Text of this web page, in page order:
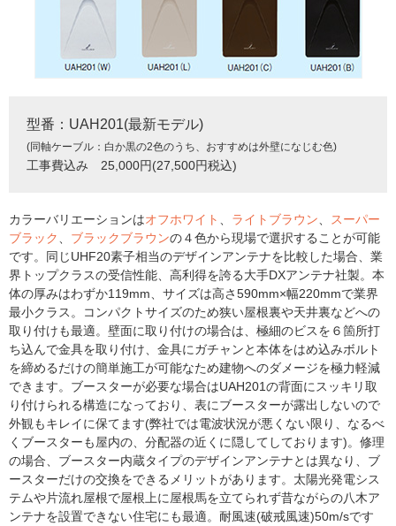
型番：UAH201(最新モデル)
(同軸ケーブル：白か黒の2色のうち、おすすめは外壁になじむ色)
工事費込み 25,000円(27,500円税込)
カラーバリエーションはオフホワイト ライトブラウン
スーパー
ブラック
ブラックブラウンの４色から現場で選択することが可能
です。同じUHF20素子相当のデザインアンテナを比較した場合、業
界トップクラスの受信性能、高利得を誇る大手DXアンテナ社製。本
体の厚みはわずか119mm、サイズは高さ590mm×幅220mmで業界
最小クラス。コンパクトサイズのため狭い屋根裏や天井裏などへの
取り付けも最適。壁面に取り付けの場合は、極細のビスを６箇所打
ち込んで金具を取り付け、金具にガチャンと本体をはめ込みボルト
を締めるだけの簡単施工が可能なため建物へのダメージを極力軽減
できます。ブースターが必要な場合はUAH201の背面にスッキリ取
り付けられる構造になっており、表にブースターが露出しないので
外観もキレイに保てます(弊社では電波状況が悪くない限り、なるべ
くブースターも屋内の、分配器の近くに隠してしております)。修理
の場合、ブースター内蔵タイプのデザインアンテナとは異なり、ブ
ースターだけの交換をできるメリットがあります。太陽光発電シス
テムや片流れ屋根で屋根上に屋根馬を立てられず昔ながらの八木ア
ンテナを設置できない住宅にも最適。耐風速(破戒風速)50m/sです